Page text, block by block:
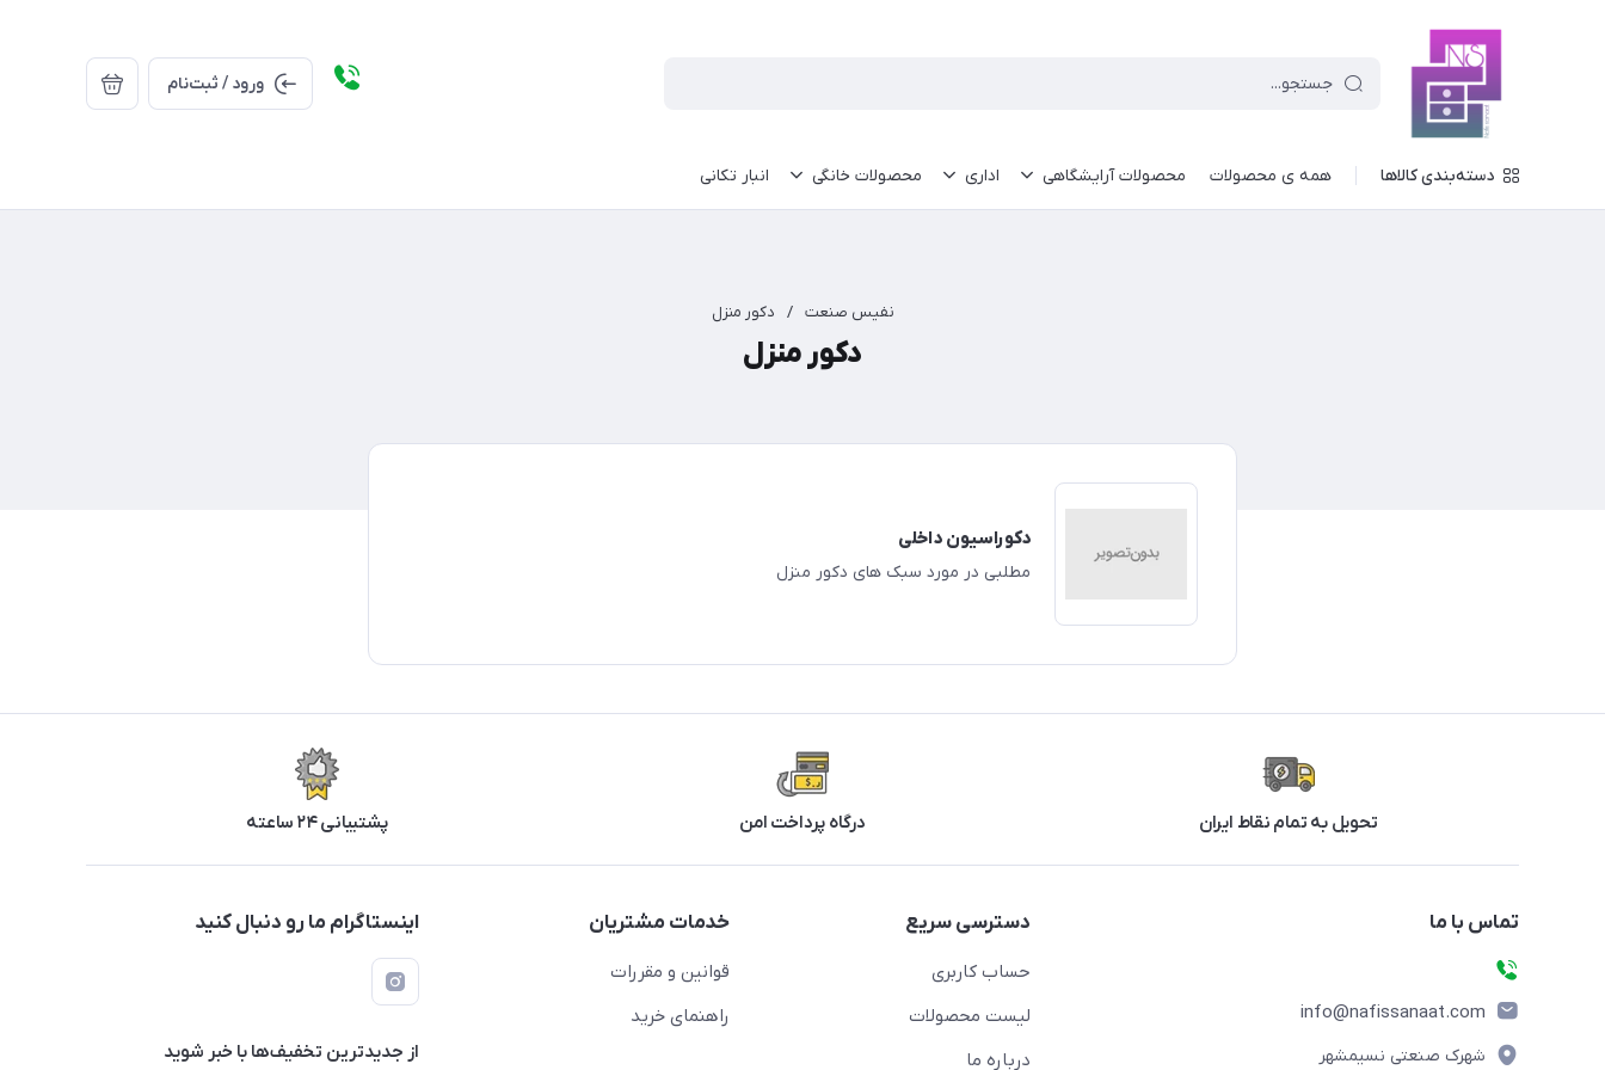
ورود / ثبت‌نام
دسته‌بندی کالاها همه ی محصولات محصولات آرایشگاهی اداری محصولات خانگی انبار تکانی
نفیس صنعت / دکور منزل
دکور منزل
دکوراسیون داخلی
مطلبی در مورد سبک های دکور منزل
تحویل به تمام نقاط ایران درگاه پرداخت امن پشتیبانی ۲۴ ساعته
تماس با ما
info@nafissanaat.com
شهرک صنعتی نسیمشهر
دسترسی سریع
حساب کاربری
لیست محصولات
درباره ما
خدمات مشتریان
قوانین و مقررات
راهنمای خرید
اینستاگرام ما رو دنبال کنید
از جدید‌ترین تخفیف‌ها با‌ خبر شوید